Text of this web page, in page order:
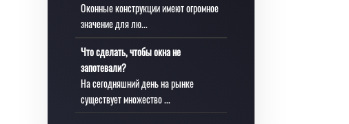
Оконные конструкции имеют огромное
значение для лю...
Что сделать, чтобы окна не
запотевали?
На сегодняшний день на рынке
существует множество ...